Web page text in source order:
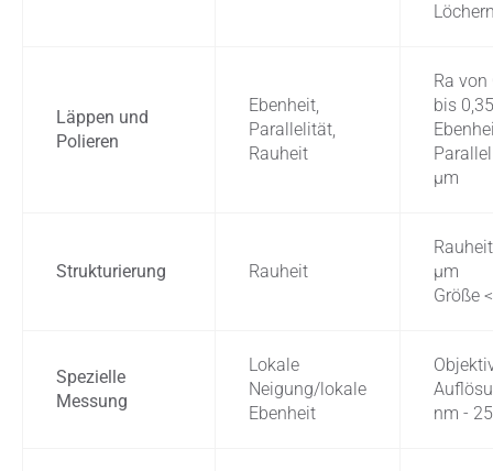
Läppen und
Polieren
Ebenheit,
Parallelität,
Rauheit
Ra
bis
μm
Strukturierung Rauheit
μm
Größe
Spezielle
Messung
Lokale
Neigung/lokale
Ebenheit
nm -